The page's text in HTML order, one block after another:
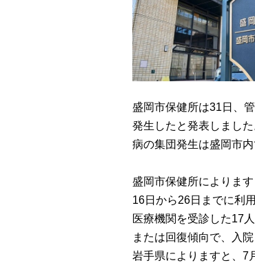
盛岡市保健所は31日、
発生したと発表しまし
病の集団発生は盛岡市内
盛岡市保健所によりま
16日から26日までに利
医療機関を受診した17
または回復傾向で、入
岩手県によりますと、7